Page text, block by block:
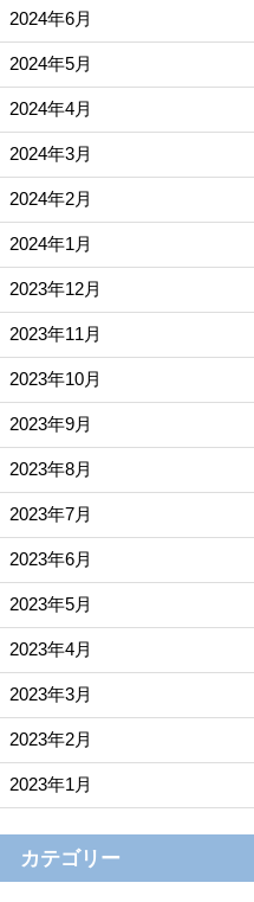
2024年6月
2024年5月
2024年4月
2024年3月
2024年2月
2024年1月
2023年12月
2023年11月
2023年10月
2023年9月
2023年8月
2023年7月
2023年6月
2023年5月
2023年4月
2023年3月
2023年2月
2023年1月
カテゴリー